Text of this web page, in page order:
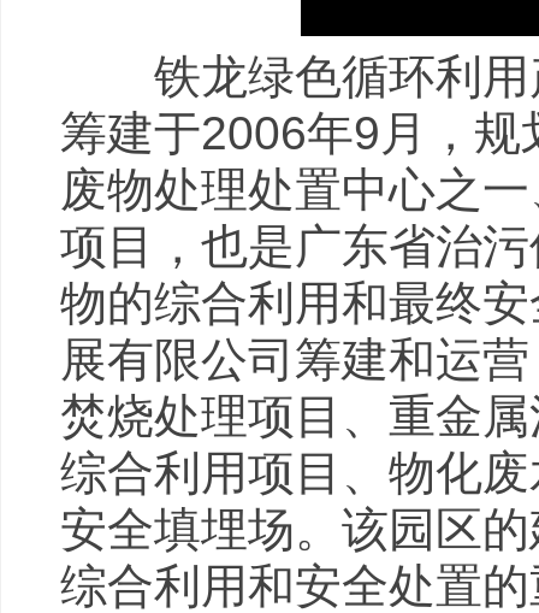
铁龙绿色循环利用
筹建于2006年9月，
废物处理处置中心之
项目，也是广东省治
物的综合利用和最终
展有限公司筹建和运
焚烧处理项目、重金
综合利用项目、物化
安全填埋场。该园区
综合利用和安全处置